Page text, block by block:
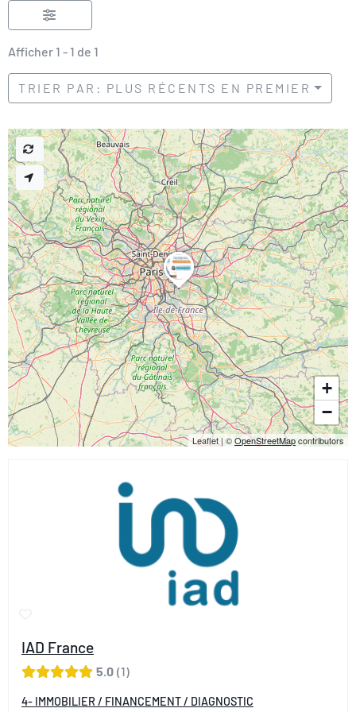
Afficher 1 - 1 de 1
TRIER PAR: PLUS RÉCENTS EN PREMIER
IAD France
5.0 1
4- IMMOBILIER / FINANCEMENT / DIAGNOSTIC
+
−
Leaflet | ©OpenStreetMapcontributors